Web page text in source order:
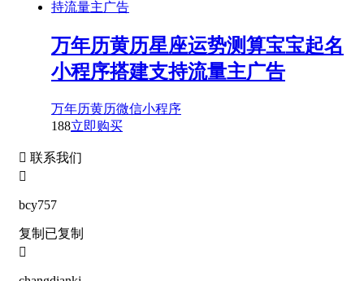
万年历黄历星座运势测算宝宝起名
小程序搭建支持流量主广告
万年历黄历微信小程序
188立即购买
 联系我们

bcy757
复制 已复制
